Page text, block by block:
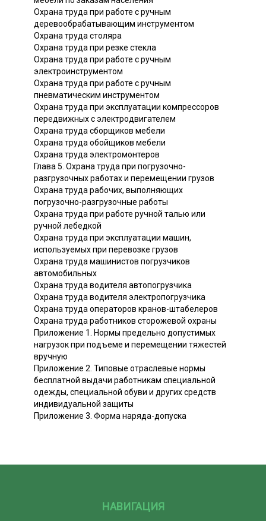
Охрана труда при работе с ручным
деревообрабатывающим инструментом
Охрана труда столяра
Охрана труда при резке стекла
Охрана труда при работе с ручным
электроинструментом
Охрана труда при работе с ручным
пневматическим инструментом
Охрана труда при эксплуатации компрессоров
передвижных с электродвигателем
Охрана труда сборщиков мебели
Охрана труда обойщиков мебели
Охрана труда электромонтеров
Глава 5. Охрана труда при погрузочно-
разгрузочных работах и перемещении грузов
Охрана труда рабочих, выполняющих
погрузочно-разгрузочные работы
Охрана труда при работе ручной талью или
ручной лебедкой
Охрана труда при эксплуатации машин,
используемых при перевозке грузов
Охрана труда машинистов погрузчиков
автомобильных
Охрана труда водителя автопогрузчика
Охрана труда водителя электропогрузчика
Охрана труда операторов кранов-штабелеров
Охрана труда работников сторожевой охраны
Приложение 1. Нормы предельно допустимых
нагрузок при подъеме и перемещении тяжестей
вручную
Приложение 2. Типовые отраслевые нормы
бесплатной выдачи работникам специальной
одежды, специальной обуви и других средств
индивидуальной защиты
Приложение 3. Форма наряда-допуска
НАВИГАЦИЯ